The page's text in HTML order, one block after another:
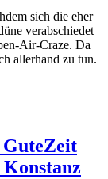
sich die eher
verabschiedet
Air-Craze. Da
allerhand zu tun.
GuteZeit